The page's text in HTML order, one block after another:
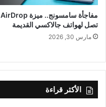
مفاجأة سامسونج.. ميزة AirDrop
تصل لهواتف جالاكسي القديمة
مارس 30, 2026
الأكثر قراءة